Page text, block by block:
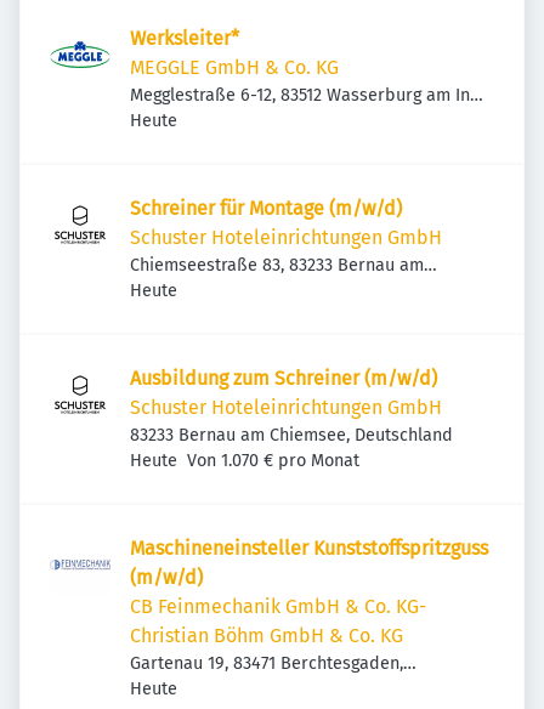
Werksleiter*
MEGGLE GmbH & Co. KG
Megglestraße 6-12, 83512 Wasserburg am Inn,
Deutschland
Veröffentlicht
Heute
Schreiner für Montage (m/w/d)
Schuster Hoteleinrichtungen GmbH
Chiemseestraße 83, 83233 Bernau am
Chiemsee, Deutschland
Veröffentlicht
Heute
Ausbildung zum Schreiner (m/w/d)
Schuster Hoteleinrichtungen GmbH
83233 Bernau am Chiemsee, Deutschland
Veröffentlicht:
Heute Von 1.070 € pro Monat
Maschineneinsteller Kunststoffspritzguss
(m/w/d)
CB Feinmechanik GmbH & Co. KG-
Christian Böhm GmbH & Co. KG
Gartenau 19, 83471 Berchtesgaden,
Deutschland
Veröffentlicht
Heute